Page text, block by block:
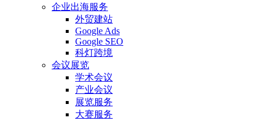
企业出海服务
外贸建站
Google Ads
Google SEO
科灯跨境
会议展览
学术会议
产业会议
展览服务
大赛服务